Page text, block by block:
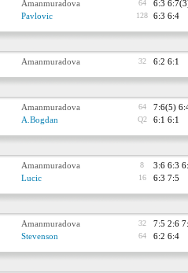
Amanmuradova 64 6:3
Pavlovic 128 6:3 6:4
Amanmuradova 32 6:2 6:1
Amanmuradova 64 7:6(5)
A.Bogdan Q2 6:1 6:1
Amanmuradova 8 3:6 6:3
Lucic 16 6:3 7:5
Amanmuradova 32 7:5 2:6
Stevenson 64 6:2 6:4